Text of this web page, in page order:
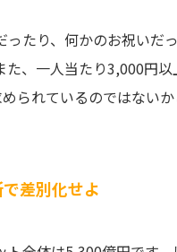
たり、何かのお祝いだ
た、一人当たり3,000円
られているのではないか
差別化せよ